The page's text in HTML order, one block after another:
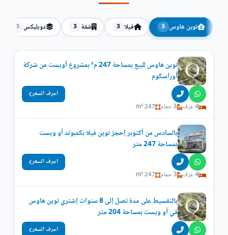
توين هاوس 3 فيلا 3 شقة 3 دوبليكس 3
توين هاوس للبيع بمساحة 247 م² بمشروع أويست من شركة
أوراسكوم
4 غرف 3 حمام 247 m²
اعرف السعر
بالسادس من أكتوبر إحجز توين فيلا بكمبوند أو ويست
بمساحة 247 متر
4 غرف 3 حمام 247 m²
اعرف السعر
بالتقسيط على مدة تصل إلى 8 سنوات إشتري توين هاوس
في أو ويست بمساحة 204 متر
اعرف السعر